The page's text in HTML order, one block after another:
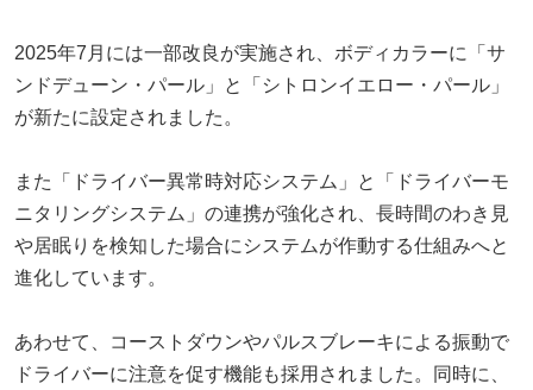
2025年7月には一部改良が実施され、ボディカラーに「サ
ンドデューン・パール」と「シトロンイエロー・パール」
が新たに設定されました。
また「ドライバー異常時対応システム」と「ドライバーモ
ニタリングシステム」の連携が強化され、長時間のわき見
や居眠りを検知した場合にシステムが作動する仕組みへと
進化しています。
あわせて、コーストダウンやパルスブレーキによる振動で
ドライバーに注意を促す機能も採用されました。同時に、